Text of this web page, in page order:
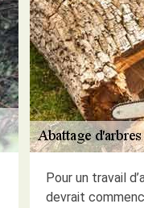
Pour un travail
devrait